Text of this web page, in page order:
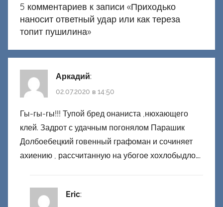
5 комментариев к записи «Приходько
наносит ответный удар или как тереза
топит пушилина»
Аркадий:
02.07.2020 в 14:50
Гы-гы-гы!!! Тупой бред онаниста ,нюхающего
клей. Задрот с удачным погонялом Парашик
Долбоебецкий говенный графоман и сочиняет
ахиению , рассчитанную на убогое хохлобыдло….
Eric: